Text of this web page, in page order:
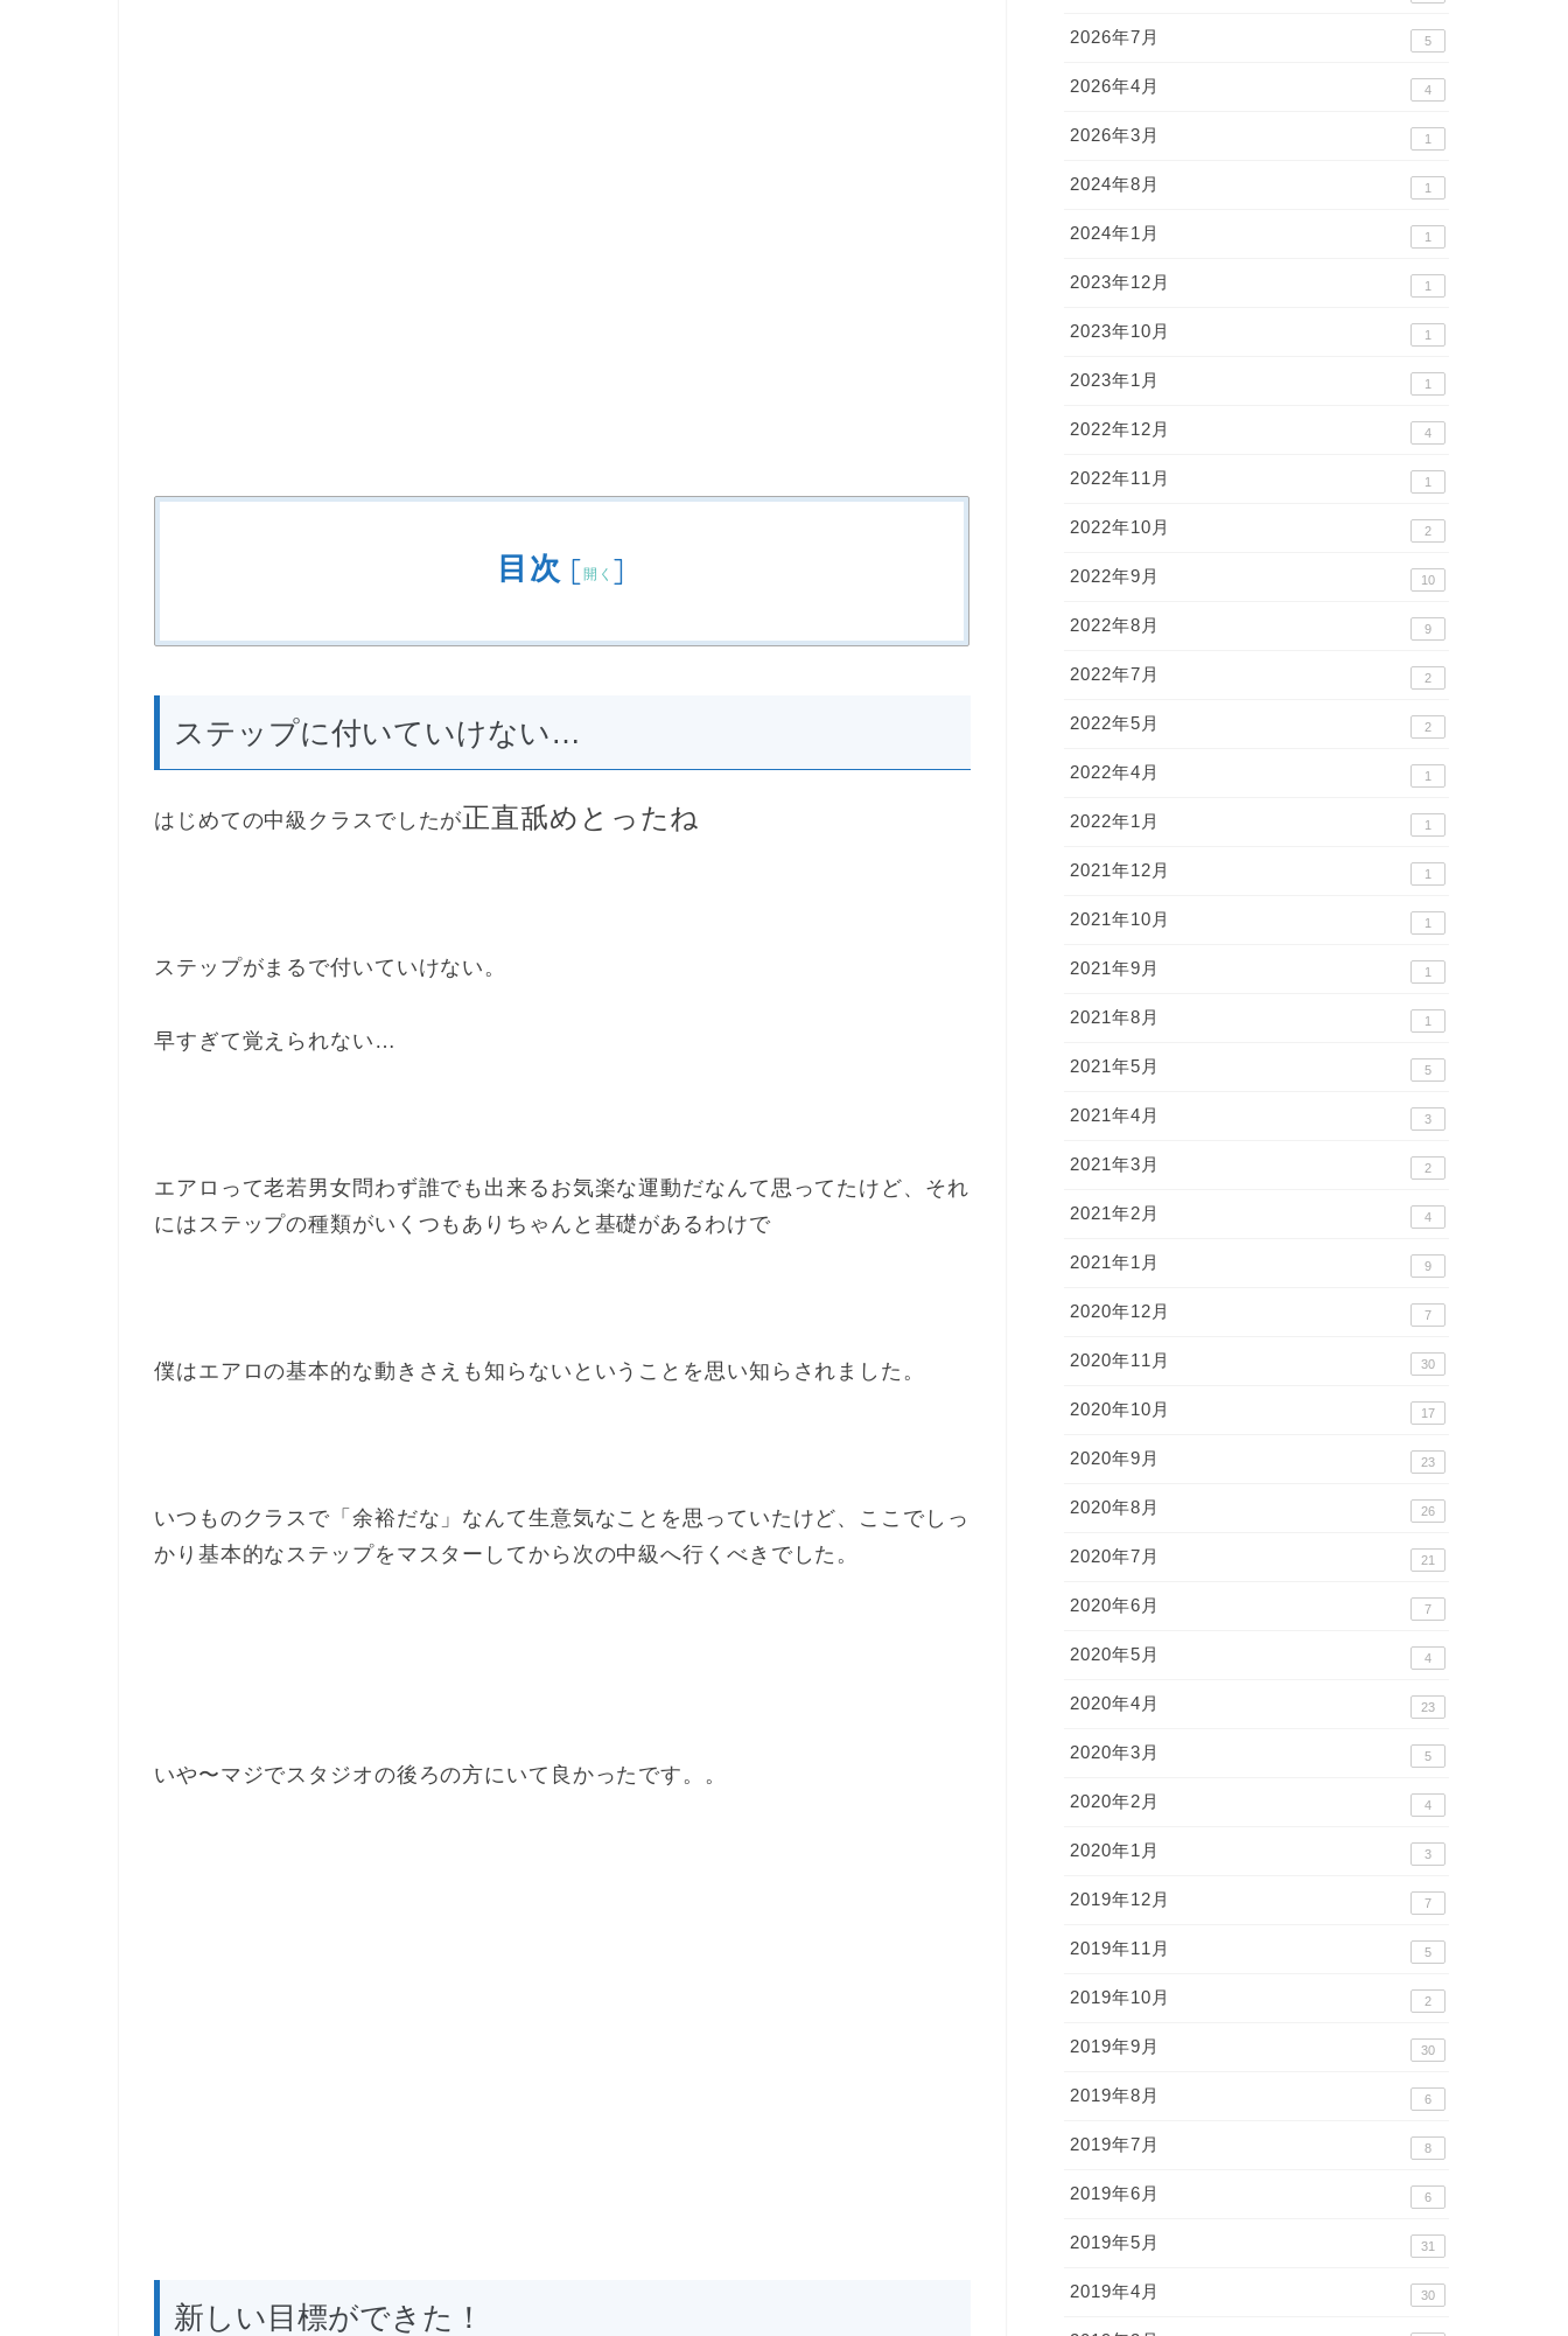
目次 [開く ]
ステップに付いていけない…
はじめての中級クラスでしたが正直舐めとったね
ステップがまるで付いていけない。
早すぎて覚えられない…
エアロって老若男女問わず誰でも出来るお気楽な運動だなんて思ってたけど、それ
にはステップの種類がいくつもありちゃんと基礎があるわけで
僕はエアロの基本的な動きさえも知らないということを思い知らされました。
いつものクラスで「余裕だな」なんて生意気なことを思っていたけど、ここでしっ
かり基本的なステップをマスターしてから次の中級へ行くべきでした。
いや〜マジでスタジオの後ろの方にいて良かったです。。
新しい目標ができた！
2026年7月 5
2026年4月 4
2026年3月 1
2024年8月 1
2024年1月 1
2023年12月 1
2023年10月 1
2023年1月 1
2022年12月 4
2022年11月 1
2022年10月 2
2022年9月 10
2022年8月 9
2022年7月 2
2022年5月 2
2022年4月 1
2022年1月 1
2021年12月 1
2021年10月 1
2021年9月 1
2021年8月 1
2021年5月 5
2021年4月 3
2021年3月 2
2021年2月 4
2021年1月 9
2020年12月 7
2020年11月 30
2020年10月 17
2020年9月 23
2020年8月 26
2020年7月 21
2020年6月 7
2020年5月 4
2020年4月 23
2020年3月 5
2020年2月 4
2020年1月 3
2019年12月 7
2019年11月 5
2019年10月 2
2019年9月 30
2019年8月 6
2019年7月 8
2019年6月 6
2019年5月 31
2019年4月 30